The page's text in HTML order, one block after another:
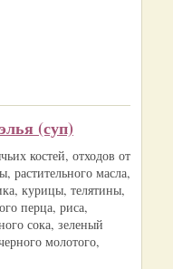
(суп)
костей, отходов от
растительного масла,
курицы, телятины,
перца, риса,
сока, зеленый
молотого,